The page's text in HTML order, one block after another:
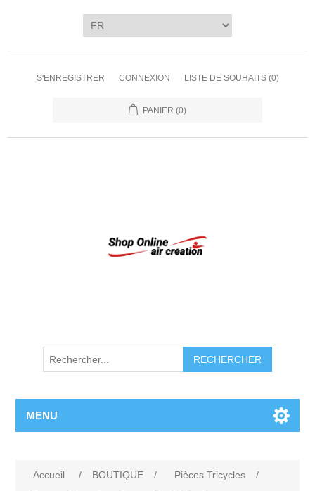
S'ENREGISTRER CONNEXION LISTE DE SOUHAITS (0)
PANIER (0)
RECHERCHER
MENU
Accueil / BOUTIQUE / Pièces Tricycles
/